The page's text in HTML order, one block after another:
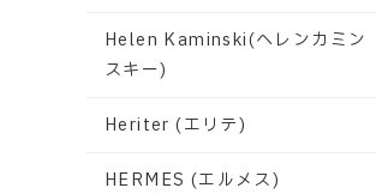
Helen Kaminski(ヘレンカミン
スキー)
Heriter (エリテ)
HERMES (エルメス)